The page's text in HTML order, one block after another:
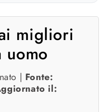
migliori
| Fonte:
il: